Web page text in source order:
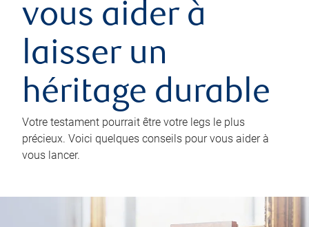
vous aider à
laisser un
héritage durable
Votre testament pourrait être votre legs le plus
précieux. Voici quelques conseils pour vous aider à
vous lancer.